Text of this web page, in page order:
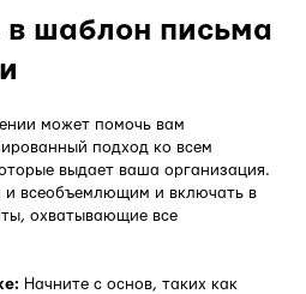
в шаблон письма
может помочь вам
подход ко всем
выдает ваша организация.
всеобъемлющим и включать в
охватывающие все
Начните с основ, таких как